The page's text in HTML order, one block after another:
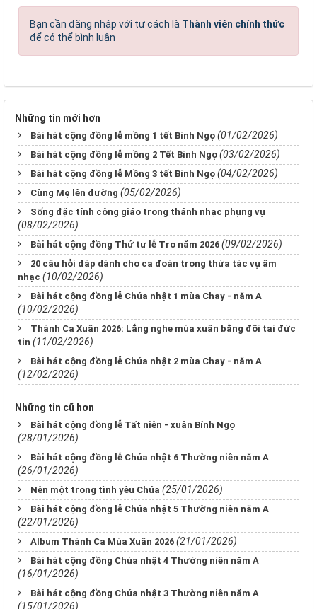
Bạn cần đăng nhập với tư cách là Thành viên chính thức
để có thể bình luận
Những tin mới hơn
Bài hát cộng đồng lễ mồng 1 tết Bính Ngọ (01/02/2026)
Bài hát cộng đồng lễ mồng 2 Tết Bính Ngọ (03/02/2026)
Bài hát cộng đồng lễ Mồng 3 tết Bính Ngọ (04/02/2026)
Cùng Mẹ lên đường (05/02/2026)
Sống đặc tính công giáo trong thánh nhạc phụng vụ
(08/02/2026)
Bài hát cộng đồng Thứ tư lễ Tro năm 2026 (09/02/2026)
20 câu hỏi đáp dành cho ca đoàn trong thừa tác vụ âm
nhạc (10/02/2026)
Bài hát cộng đồng lễ Chúa nhật 1 mùa Chay - năm A
(10/02/2026)
Thánh Ca Xuân 2026: Lắng nghe mùa xuân bằng đôi tai đức
tin (11/02/2026)
Bài hát cộng đồng lễ Chúa nhật 2 mùa Chay - năm A
(12/02/2026)
Những tin cũ hơn
Bài hát cộng đồng lễ Tất niên - xuân Bính Ngọ
(28/01/2026)
Bài hát cộng đồng lễ Chúa nhật 6 Thường niên năm A
(26/01/2026)
Nên một trong tình yêu Chúa (25/01/2026)
Bài hát cộng đồng lễ Chúa nhật 5 Thường niên năm A
(22/01/2026)
Album Thánh Ca Mùa Xuân 2026 (21/01/2026)
Bài hát cộng đồng Chúa nhật 4 Thường niên năm A
(16/01/2026)
Bài hát cộng đồng Chúa nhật 3 Thường niên năm A
(15/01/2026)